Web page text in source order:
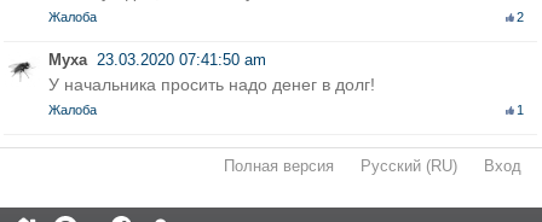
Жалоба 2
Муха 23.03.2020 07:41:50 am
У начальника просить надо денег в долг!
Жалоба 1
Полная версия Русский (RU) Вход